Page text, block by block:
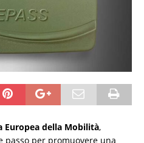
Europea della Mobilità,
passo per promuovere una